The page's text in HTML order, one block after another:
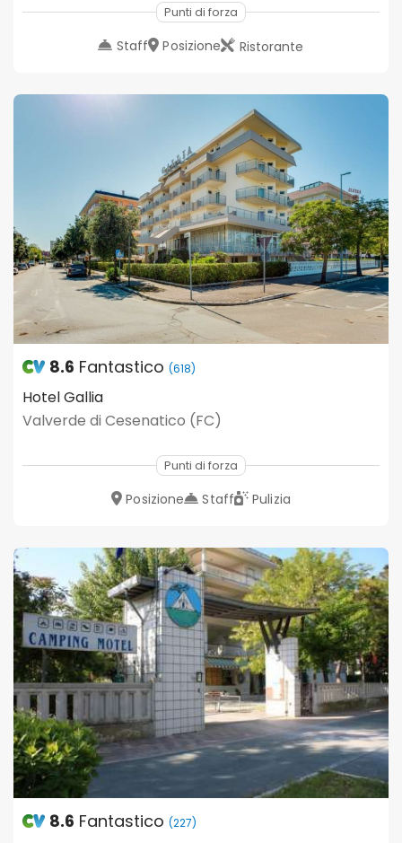
Punti di forza
Staff Posizione Ristorante
8.6 Fantastico (618)
Hotel Gallia
Valverde di Cesenatico (FC)
Punti di forza
Posizione Staff Pulizia
8.6 Fantastico (227)